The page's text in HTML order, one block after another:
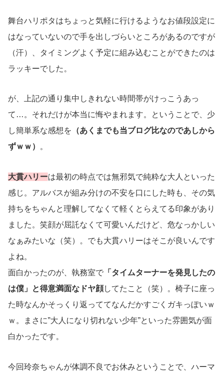
舞台ハリポタはちょっと気軽に行けるようなお値段設定に
はなっていないので手を出しづらいところがあるのですが
（汗）、タイミングよく予定に組み込むことができたのは
ラッキーでした。
が、上記の通り集中しきれない時間帯がけっこうあっ
て…。それだけが本当に悔やまれます。ということで、少
し簡単系な感想を （あくまでも当ブログ比なのであしから
ずｗｗ） 。
大貫ハリーは最初の時点では無邪気で純粋な大人といった
感じ。アルバスが組み分けの不安を口にした時も、その気
持ちをちゃんと理解してなくて軽くとらえてる印象があり
ました。笑顔が屈託なくて可愛いんだけど、危なっかしい
なぁみたいな（笑）。でも大貫ハリーはそこが良いんです
よね。
面白かったのが、執務室で 「タイムターナーを発見したの
は僕」と得意満面なドヤ顔してたこと（笑）。椅子に座っ
た時なんかそっくり返っててなんだかすごくガキっぽいｗ
ｗ。まさに”大人になり切れない少年”といった雰囲気が面
白かったです。
今回玲奈ちゃんが体調不良でお休みということで、ハーマ